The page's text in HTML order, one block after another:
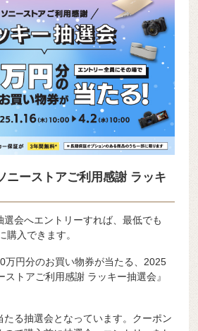
ニーストアご利用感謝 ラッキ
選会へエントリーすれば、最低でも
購入できます。
万円分のお買い物券が当たる、2025
トアご利用感謝 ラッキー抽選会』
たる抽選会となっています。クーポン